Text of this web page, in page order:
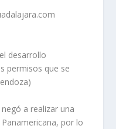
desarrollo
permisos que se
a realizar una
por lo